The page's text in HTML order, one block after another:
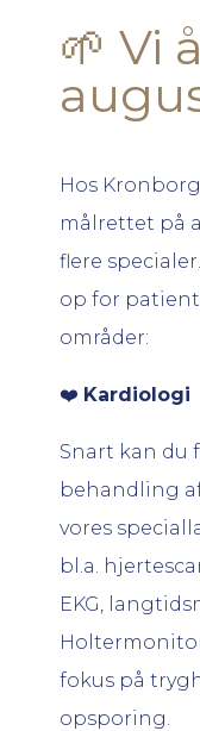
🌱 Vi
Hos
målrettet på
flere
op for
områder:
❤️ Kardiologi
Snart kan du
behandling
vores
bl.a.
EKG,
fokus på
opsporing.